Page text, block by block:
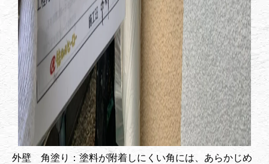
外壁 角塗り：塗料が附着しにくい角には、あらかじめ